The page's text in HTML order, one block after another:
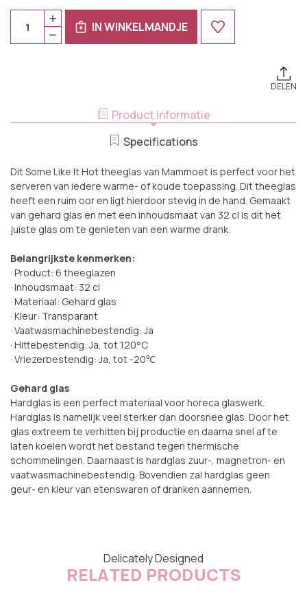
Huidige
Voorraad:
HOEVEELHEID
VERLAGEN
32
HOEVEELHEID
VERHOGEN
VAN
MAMMOET
6
IN WINKELMANDJE
DELEN
Product informatie
Specifications
Dit Some Like It Hot theeglas van Mammoet is perfect voor het
serveren van iedere warme- of koude toepassing. Dit theeglas
heeft een ruim oor en ligt hierdoor stevig in de hand. Gemaakt
van gehard glas en met een inhoudsmaat van 32 cl is dit het
juiste glas om te genieten van een warme drank.
Belangrijkste kenmerken:
· Product: 6 theeglazen
· Inhoudsmaat: 32 cl
· Materiaal: Gehard glas
· Kleur: Transparant
· Vaatwasmachinebestendig: Ja
· Hittebestendig: Ja, tot 120°C
· Vriezerbestendig: Ja, tot -20℃
Gehard glas
Hardglas is een perfect materiaal voor horeca glaswerk.
Hardglas is namelijk veel sterker dan doorsnee glas. Door het
glas extreem te verhitten bij productie en daarna snel af te
laten koelen wordt het bestand tegen thermische
schommelingen. Daarnaast is hardglas zuur-, magnetron- en
vaatwasmachinebestendig. Bovendien zal hardglas geen
geur- en kleur van etenswaren of dranken aannemen.
Delicately Designed
RELATED PRODUCTS